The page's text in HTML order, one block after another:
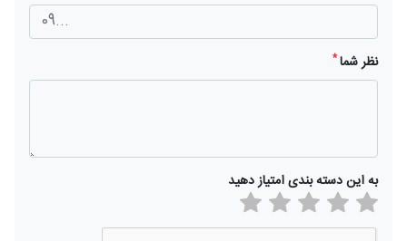
نظر شما*
به این دسته بندی امتیاز دهید